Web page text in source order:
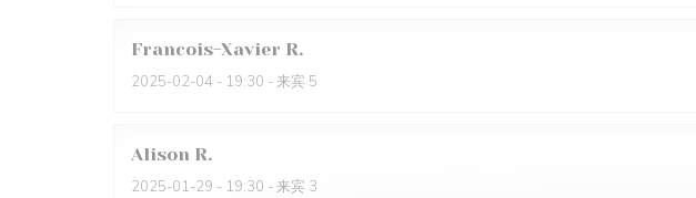
Francois-Xavier R
2025-02-04 - 19:30 - 来宾 5
Alison R
2025-01-29 - 19:30 - 来宾 3